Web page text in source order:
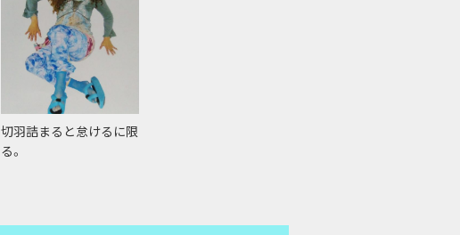
切羽詰まると怠けるに限
る。